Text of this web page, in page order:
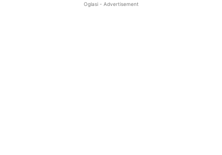
Oglasi - Advertisement